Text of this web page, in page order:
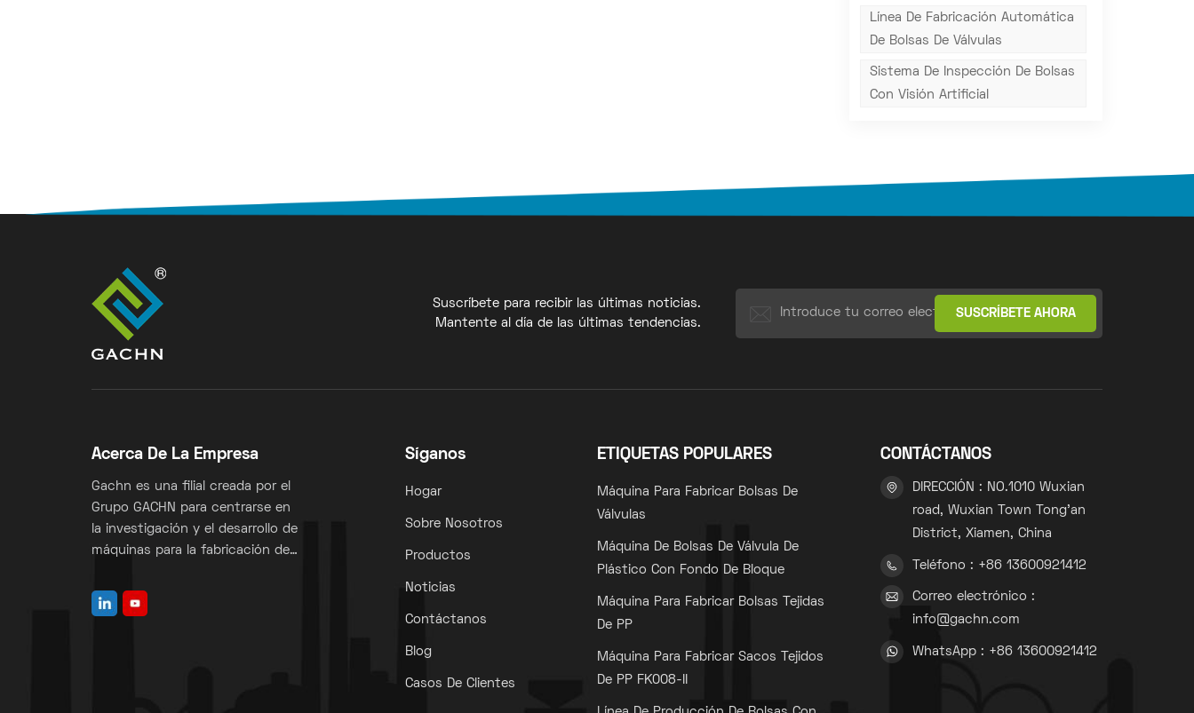
Línea De Fabricación Automática
De Bolsas De Válvulas
Sistema De Inspección De Bolsas
Con Visión Artificial
Suscríbete para recibir las últimas noticias.
Mantente al día de las últimas tendencias.
Acerca De La Empresa
Gachn es una filial creada por el
Grupo GACHN para centrarse en
la investigación y el desarrollo de
máquinas para la fabricación de
Síganos
Hogar
Sobre Nosotros
Productos
Noticias
Contáctanos
Blog
Casos De Clientes
ETIQUETAS POPULARES
Máquina Para Fabricar Bolsas De
Válvulas
Máquina De Bolsas De Válvula De
Plástico Con Fondo De Bloque
Máquina Para Fabricar Bolsas Tejidas
De PP
Máquina Para Fabricar Sacos Tejidos
De PP FK008-II
CONTÁCTANOS
DIRECCIÓN : NO.1010 Wuxian
road, Wuxian Town Tong'an
District, Xiamen, China
Teléfono : +86 13600921412
Correo electrónico :
info@gachn.com
WhatsApp : +86 13600921412